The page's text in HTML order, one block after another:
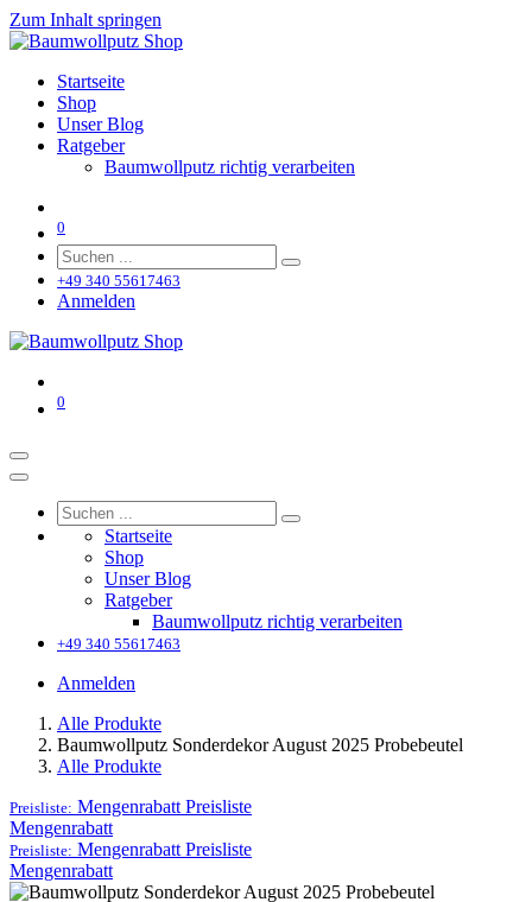
Zum Inhalt springen
Startseite
Shop
Unser Blog
Ratgeber
Baumwollputz richtig verarbeiten
0
+49 340 55617463
Anmelden
0
Startseite
Shop
Unser Blog
Ratgeber
Baumwollputz richtig verarbeiten
+49 340 55617463
Anmelden
Alle Produkte
Baumwollputz Sonderdekor August 2025 Probebeutel
Alle Produkte
Preisliste: Mengenrabatt Preisliste
Mengenrabatt
Preisliste: Mengenrabatt Preisliste
Mengenrabatt